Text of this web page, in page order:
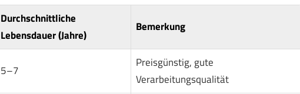
Durchschnittliche
Lebensdauer (Jahre)
Bemerkung
5–7
Preisgünstig, gute
Verarbeitungsqualität